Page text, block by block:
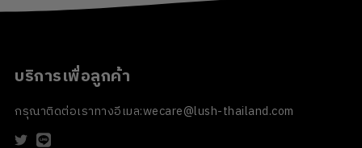
บริการเพื่อลูกค้า
กรุณาติดต่อเราทางอีเมล:wecare@lush-thailand.com